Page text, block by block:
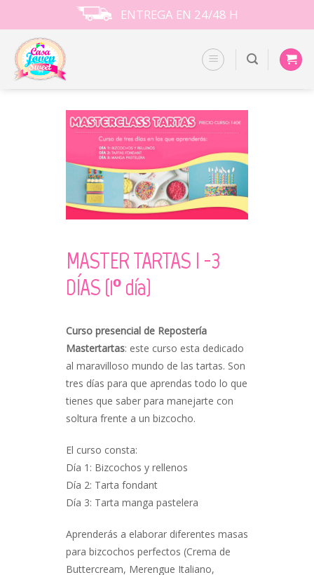
to
content
ENTREGA EN 24/48 H
MASTER TARTAS I -3
DÍAS (1º día)
Curso presencial de Repostería
Mastertartas: este curso esta dedicado
al maravilloso mundo de las tartas. Son
tres días para que aprendas todo lo que
tienes que saber para manejarte con
soltura frente a un bizcocho.
El curso consta:
Día 1: Bizcochos y rellenos
Día 2: Tarta fondant
Día 3: Tarta manga pastelera
Aprenderás a elaborar diferentes masas
para bizcochos perfectos (Crema de
Buttercream, Merengue Italiano,